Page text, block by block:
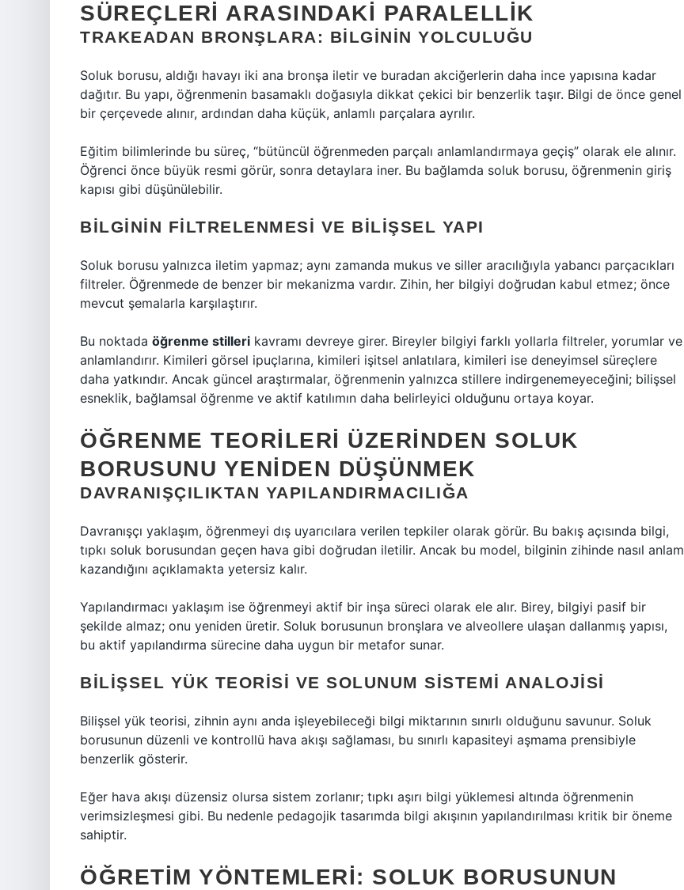
SÜREÇLERI ARASINDAKI PARALELLIK
TRAKEADAN BRONŞLARA: BILGININ YOLCULUĞU
Soluk borusu, aldığı havayı iki ana bronşa iletir ve buradan akciğerlerin daha ince yapısına kadar
dağıtır. Bu yapı, öğrenmenin basamaklı doğasıyla dikkat çekici bir benzerlik taşır. Bilgi de önce genel
bir çerçevede alınır, ardından daha küçük, anlamlı parçalara ayrılır.
Eğitim bilimlerinde bu süreç, “bütüncül öğrenmeden parçalı anlamlandırmaya geçiş” olarak ele alınır.
Öğrenci önce büyük resmi görür, sonra detaylara iner. Bu bağlamda soluk borusu, öğrenmenin giriş
kapısı gibi düşünülebilir.
BILGININ FILTRELENMESI VE BILIŞSEL YAPI
Soluk borusu yalnızca iletim yapmaz; aynı zamanda mukus ve siller aracılığıyla yabancı parçacıkları
filtreler. Öğrenmede de benzer bir mekanizma vardır. Zihin, her bilgiyi doğrudan kabul etmez; önce
mevcut şemalarla karşılaştırır.
Bu noktada öğrenme stilleri kavramı devreye girer. Bireyler bilgiyi farklı yollarla filtreler, yorumlar ve
anlamlandırır. Kimileri görsel ipuçlarına, kimileri işitsel anlatılara, kimileri ise deneyimsel süreçlere
daha yatkındır. Ancak güncel araştırmalar, öğrenmenin yalnızca stillere indirgenemeyeceğini; bilişsel
esneklik, bağlamsal öğrenme ve aktif katılımın daha belirleyici olduğunu ortaya koyar.
ÖĞRENME TEORILERI ÜZERINDEN SOLUK
BORUSUNU YENIDEN DÜŞÜNMEK
DAVRANIŞÇILIKTAN YAPILANDIRMACILIĞA
Davranışçı yaklaşım, öğrenmeyi dış uyarıcılara verilen tepkiler olarak görür. Bu bakış açısında bilgi,
tıpkı soluk borusundan geçen hava gibi doğrudan iletilir. Ancak bu model, bilginin zihinde nasıl anlam
kazandığını açıklamakta yetersiz kalır.
Yapılandırmacı yaklaşım ise öğrenmeyi aktif bir inşa süreci olarak ele alır. Birey, bilgiyi pasif bir
şekilde almaz; onu yeniden üretir. Soluk borusunun bronşlara ve alveollere ulaşan dallanmış yapısı,
bu aktif yapılandırma sürecine daha uygun bir metafor sunar.
BILIŞSEL YÜK TEORISI VE SOLUNUM SISTEMI ANALOJISI
Bilişsel yük teorisi, zihnin aynı anda işleyebileceği bilgi miktarının sınırlı olduğunu savunur. Soluk
borusunun düzenli ve kontrollü hava akışı sağlaması, bu sınırlı kapasiteyi aşmama prensibiyle
benzerlik gösterir.
Eğer hava akışı düzensiz olursa sistem zorlanır; tıpkı aşırı bilgi yüklemesi altında öğrenmenin
verimsizleşmesi gibi. Bu nedenle pedagojik tasarımda bilgi akışının yapılandırılması kritik bir öneme
sahiptir.
ÖĞRETIM YÖNTEMLERI: SOLUK BORUSUNUN